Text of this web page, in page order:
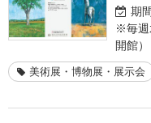
期
※毎週
開館）
美術展・博物展・展示会